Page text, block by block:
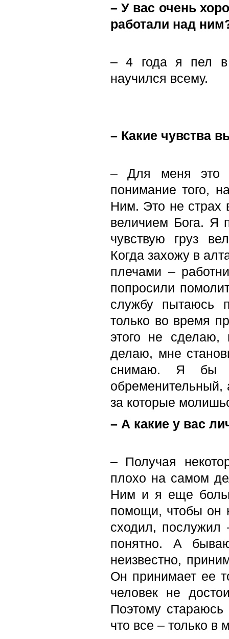
– У вас очень
работали над
– 4 года я пел в
научился всему.
– Какие чувства
– Для меня это
понимание того,
Ним. Это не страх
величием Бога. Я
чувствую груз
Когда захожу в
плечами –
попросили
службу пытаюсь
только во время
этого не
делаю, мне
снимаю. Я бы
обременительный,
за которые
– А какие у вас
– Получая
плохо на самом
Ним и я еще
помощи, чтобы он
сходил, послужил
понятно. А
неизвестно,
Он принимает ее
человек не
Поэтому
что все – только в